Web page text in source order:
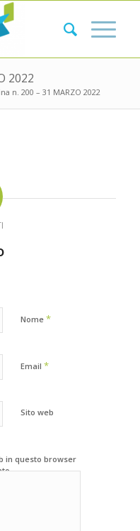
2022
n. 200 – 31 MARZO 2022
Nome *
Email *
Sito web
in questo browser